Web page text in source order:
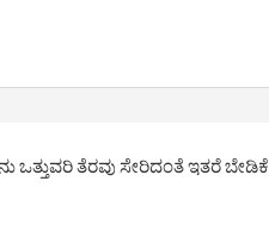
ಒತ್ತುವರಿ ತೆರವು ಸೇರಿದಂತೆ ಇತರೆ ಬೇಡಿಕೆ